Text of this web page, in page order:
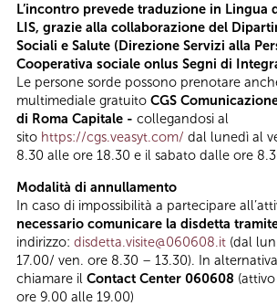
L’incontro prevede traduzione in Lingua
LIS, grazie alla collaborazione del
Sociali e Salute (Direzione Servizi alla
Cooperativa sociale onlus Segni di
Le persone sorde possono prenotare
multimediale gratuito CGS
di Roma Capitale - collegandosi al
sito https://cgs.veasyt.com/ dal lunedì al
8.30 alle ore 18.30 e il sabato dalle ore
Modalità di annullamento
In caso di impossibilità a partecipare
necessario comunicare la disdetta
indirizzo: disdetta.visite@060608.it (dal
17.00/ ven. ore 8.30 – 13.30). In
chiamare il Contact Center 060608
ore 9.00 alle 19.00)